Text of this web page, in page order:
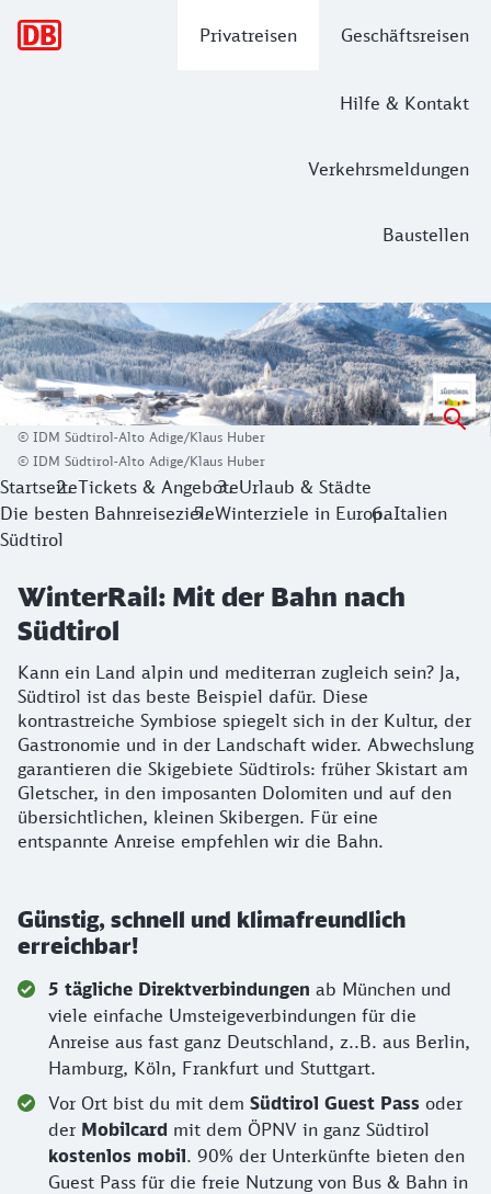
Privatreisen Geschäftsreisen
Hilfe & Kontakt
Verkehrsmeldungen
Baustellen
WinterRail: Mit der Bahn nach
Kann ein Land alpin und mediterran zugleich sein? Ja,
© IDM Südtirol-Alto Adige/Klaus Huber
© IDM Südtirol-Alto Adige/Klaus Huber
StartseiteTickets & AngeboteUrlaub & Städte
Die besten BahnreisezieleWinterziele in EuropaItalien
Südtirol
WinterRail: Mit der Bahn nach
Südtirol
Kann ein Land alpin und mediterran zugleich sein? Ja,
Südtirol ist das beste Beispiel dafür. Diese
kontrastreiche Symbiose spiegelt sich in der Kultur, der
Gastronomie und in der Landschaft wider. Abwechslung
garantieren die Skigebiete Südtirols: früher Skistart am
Gletscher, in den imposanten Dolomiten und auf den
übersichtlichen, kleinen Skibergen. Für eine
entspannte Anreise empfehlen wir die Bahn.
Günstig, schnell und klimafreundlich
erreichbar!
5 tägliche Direktverbindungen ab München und
viele einfache Umsteigeverbindungen für die
Anreise aus fast ganz Deutschland, z..B. aus Berlin,
Hamburg, Köln, Frankfurt und Stuttgart.
Vor Ort bist du mit dem Südtirol Guest Pass oder
der Mobilcard mit dem ÖPNV in ganz Südtirol
kostenlos mobil. 90% der Unterkünfte bieten den
Guest Pass für die freie Nutzung von Bus & Bahn in